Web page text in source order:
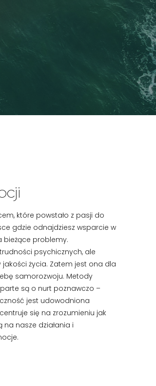
które powstało z pasji do
gdzie odnajdziesz wsparcie w
bieżące problemy.
psychicznych, ale
życia. Zatem jest ona dla
samorozwoju. Metody
są o nurt poznawczo –
jest udowodniona
się na zrozumieniu jak
na nasze działania i